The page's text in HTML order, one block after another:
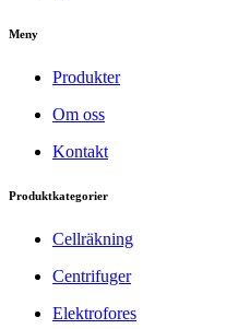
Meny
Produkter
Om oss
Kontakt
Produktkategorier
Cellräkning
Centrifuger
Elektrofores